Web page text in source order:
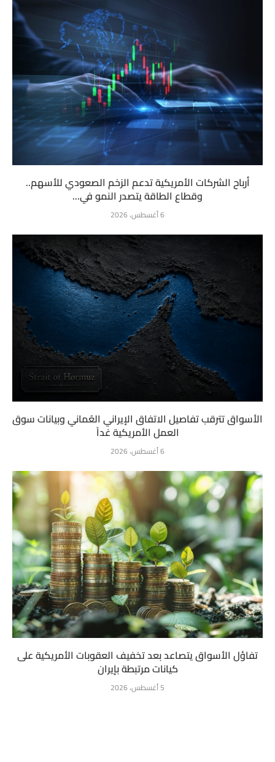
أرباح الشركات الأمريكية تدعم الزخم الصعودي للأسهم..
وقطاع الطاقة يتصدر النمو في...
6 أغسطس، 2026
الأسواق تترقب تفاصيل الاتفاق الإيراني العُماني وبيانات سوق
العمل الأمريكية غداً
6 أغسطس، 2026
تفاؤل الأسواق يتصاعد بعد تخفيف العقوبات الأمريكية على
كيانات مرتبطة بإيران
5 أغسطس، 2026